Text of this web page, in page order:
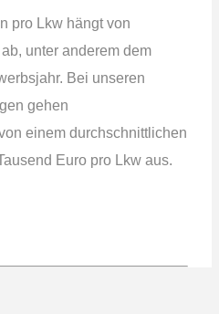
pro Lkw hängt von
unter anderem dem
Bei unseren
gehen
einem durchschnittlichen
Euro pro Lkw aus.